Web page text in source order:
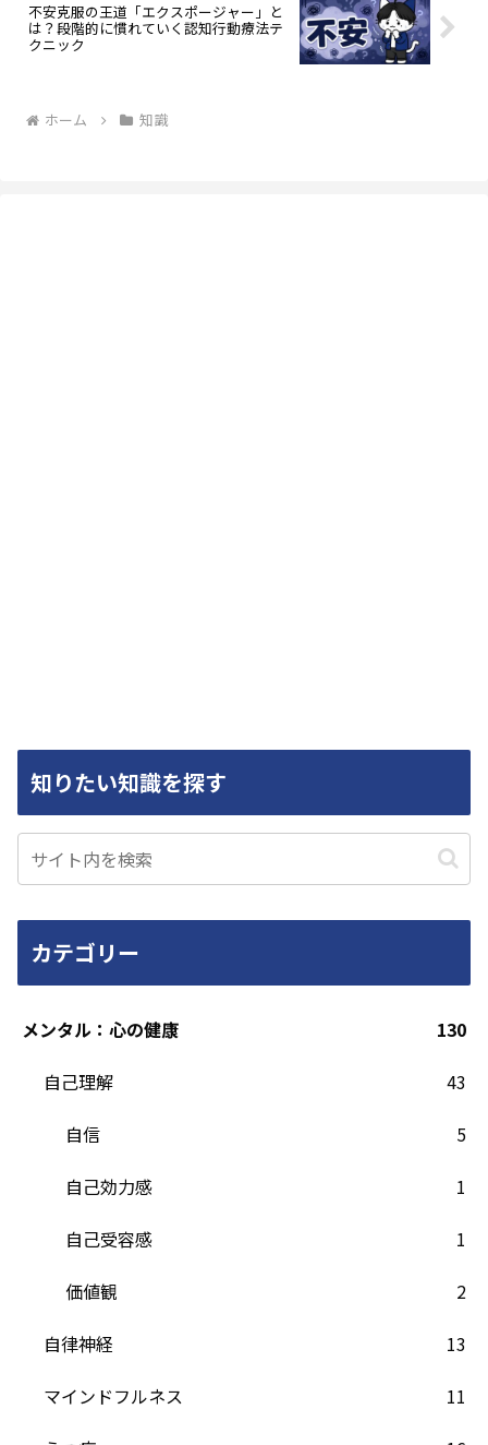
不安克服の王道「エクスポージャー」と
は？段階的に慣れていく認知行動療法テ
クニック
ホーム 知識
知りたい知識を探す
カテゴリー
メンタル：心の健康
130
自己理解
43
自信
5
自己効力感
1
自己受容感
1
価値観
2
自律神経
13
マインドフルネス
11